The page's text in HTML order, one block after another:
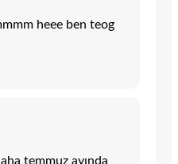
heee ben teog
temmuz ayında